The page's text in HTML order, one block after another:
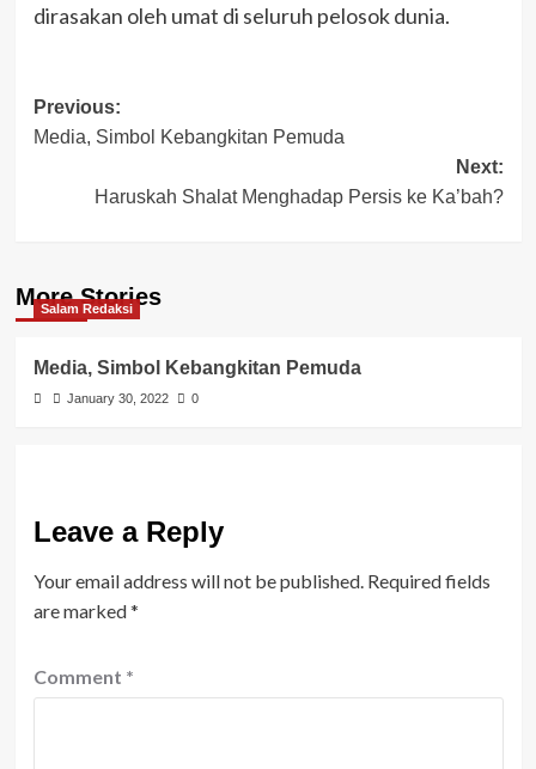
dirasakan oleh umat di seluruh pelosok dunia.
Post
navigation
Previous:
Media, Simbol Kebangkitan Pemuda
Next:
Haruskah Shalat Menghadap Persis ke Ka’bah?
More Stories
Salam Redaksi
Media, Simbol Kebangkitan Pemuda
January 30, 2022 0
Leave a Reply
Your email address will not be published. Required fields
are marked*
Comment *